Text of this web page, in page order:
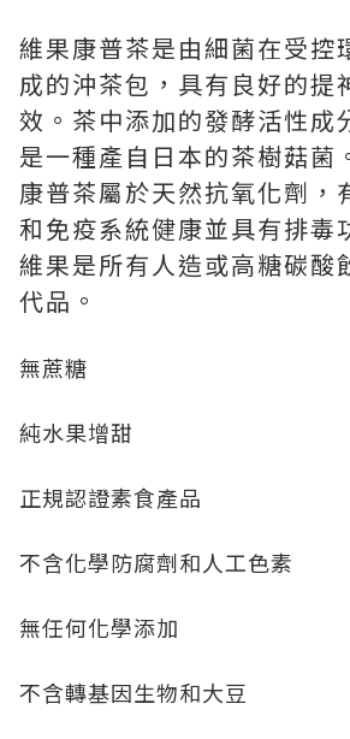
維果康普茶是由細菌在受控
成的沖茶包，具有良好的提
效。茶中添加的發酵活性成
是一種產自日本的茶樹菇菌
康普茶屬於天然抗氧化劑，
和免疫系統健康並具有排毒
維果是所有人造或高糖碳酸
代品。
無蔗糖
純水果增甜
正規認證素食產品
不含化學防腐劑和人工色素
無任何化學添加
不含轉基因生物和大豆